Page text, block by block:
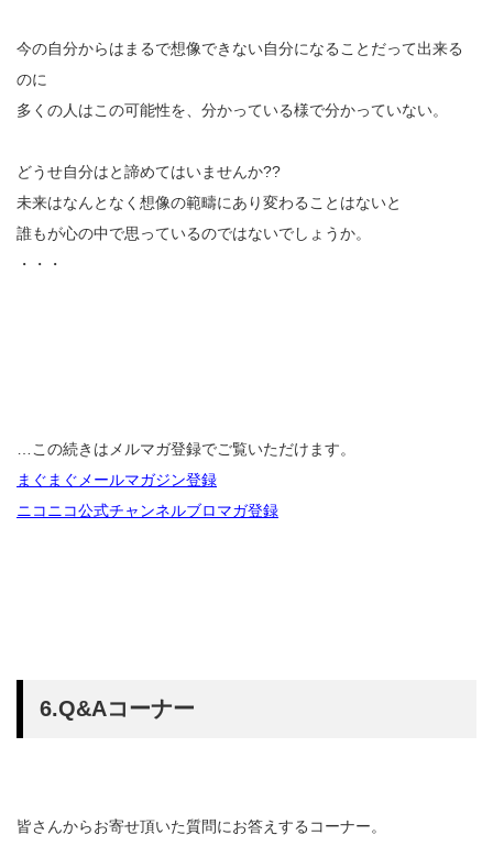
今の自分からはまるで想像できない自分になることだって出来る
のに
多くの人はこの可能性を、分かっている様で分かっていない。
どうせ自分はと諦めてはいませんか??
未来はなんとなく想像の範疇にあり変わることはないと
誰もが心の中で思っているのではないでしょうか。
・・・
…この続きはメルマガ登録でご覧いただけます。
まぐまぐメールマガジン登録
ニコニコ公式チャンネルブロマガ登録
6.Q&Aコーナー
皆さんからお寄せ頂いた質問にお答えするコーナー。